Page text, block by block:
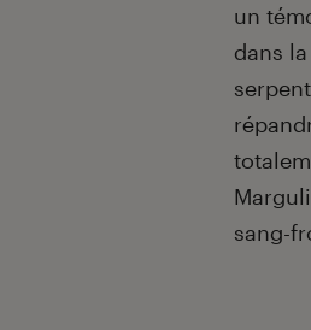
un
dans
sang-